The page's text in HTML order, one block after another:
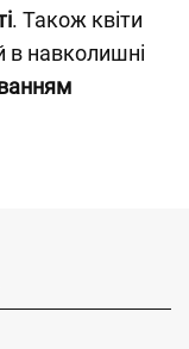
. Також квіти
в навколишні